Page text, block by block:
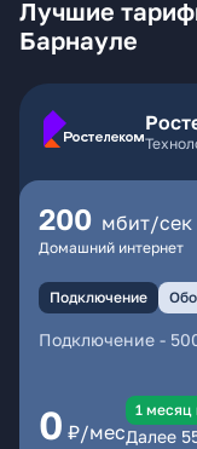
Лучшие
Барнауле
200 мбит/сек
Домашний интернет
Подключение
Подключение -
0 ₽/мес
1 месяц
Далее